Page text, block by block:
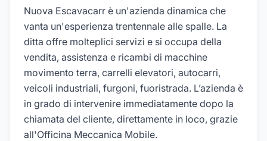
Nuova Escavacarr è un'azienda dinamica che
vanta un'esperienza trentennale alle spalle. La
ditta offre molteplici servizi e si occupa della
vendita, assistenza e ricambi di macchine
movimento terra, carrelli elevatori, autocarri,
veicoli industriali, furgoni, fuoristrada. L’azienda è
in grado di intervenire immediatamente dopo la
chiamata del cliente, direttamente in loco, grazie
all'Officina Meccanica Mobile.